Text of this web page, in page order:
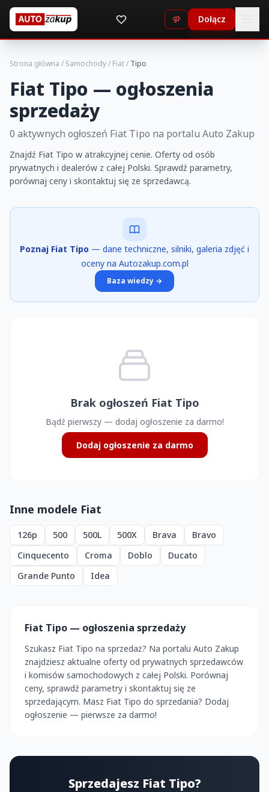
Dołącz
Strona główna / Samochody/ Fiat/ Tipo
Fiat Tipo — ogłoszenia
sprzedaży
0 aktywnych ogłoszeń Fiat Tipo na portalu Auto Zakup
Znajdź Fiat Tipo w atrakcyjnej cenie. Oferty od osób
prywatnych i dealerów z całej Polski. Sprawdź parametry,
porównaj ceny i skontaktuj się ze sprzedawcą.
Poznaj Fiat Tipo — dane techniczne, silniki, galeria zdjęć i
oceny na Autozakup.com.pl
Baza wiedzy →
Brak ogłoszeń Fiat Tipo
Bądź pierwszy — dodaj ogłoszenie za darmo!
Dodaj ogłoszenie za darmo
Inne modele Fiat
126p 500 500L 500X Brava
Bravo
Cinquecento
Croma Doblo
Ducato
Grande Punto
Idea
Fiat Tipo — ogłoszenia sprzedaży
Szukasz Fiat Tipo na sprzedaż? Na portalu Auto Zakup
znajdziesz aktualne oferty od prywatnych sprzedawców
i komisów samochodowych z całej Polski. Porównaj
ceny, sprawdź parametry i skontaktuj się ze
sprzedającym. Masz Fiat Tipo do sprzedania? Dodaj
ogłoszenie — pierwsze za darmo!
Sprzedajesz Fiat Tipo?